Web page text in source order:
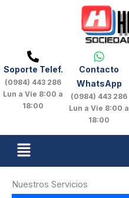
Soporte Telef.
(0984) 443 286
Lun a Vie 8:00 a
18:00
Contacto
WhatsApp
(0984) 443 286
Lun a Vie 8:00 a
18:00
Menú
Nuestros Servicios